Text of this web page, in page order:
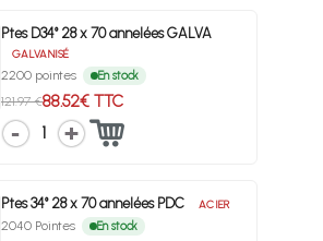
Ptes D34° 28 x 70 annelées GALVA
GALVANISÉ
2200 pointes En stock
121.97 €88.52€ TTC
1
Ptes 34° 28 x 70 annelées PDC ACIER
2040 Pointes En stock